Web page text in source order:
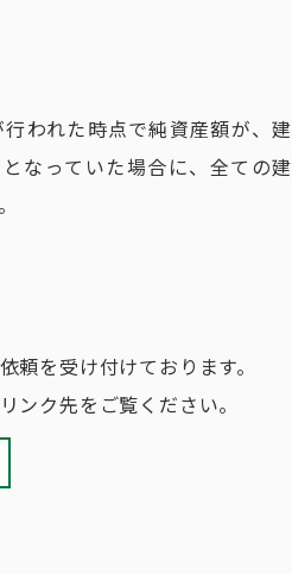
われた時点で純資産額が、建
なっていた場合に、全ての建
頼を受け付けております。
ンク先をご覧ください。